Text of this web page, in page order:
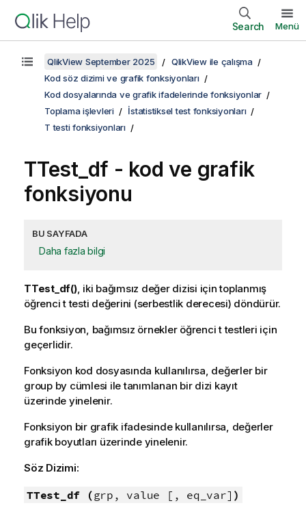
Search Menü
QlikView September 2025
QlikView ile çalışma
Kod söz dizimi ve grafik fonksiyonları
Kod dosyalarında ve grafik ifadelerinde fonksiyonlar
Toplama işlevleri
İstatistiksel test fonksiyonları
T testi fonksiyonları
TTest_df - kod ve grafik
fonksiyonu
BU SAYFADA
Daha fazla bilgi
TTest_df(), iki bağımsız değer dizisi için toplanmış
öğrenci t testi değerini (serbestlik derecesi) döndürür.
Bu fonksiyon, bağımsız örnekler öğrenci t testleri için
geçerlidir.
Fonksiyon kod dosyasında kullanılırsa, değerler bir
group by cümlesi ile tanımlanan bir dizi kayıt
üzerinde yinelenir.
Fonksiyon bir grafik ifadesinde kullanılırsa, değerler
grafik boyutları üzerinde yinelenir.
Söz Dizimi:
TTest_df (grp, value [, eq_var] )